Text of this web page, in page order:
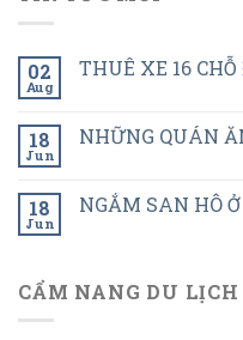
02
Aug
THUÊ XE 16
18
Jun
NHỮNG QUÁN
18
Jun
NGẮM SAN HÔ
CẨM NANG DU LỊCH